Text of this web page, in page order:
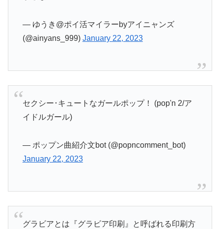
— ゆうき@ポイ活マイラーbyアイニャンズ
(@ainyans_999) January 22, 2023
セクシー･キュートなガールポップ！ (pop'n 2/ア
イドルガール)
— ポップン曲紹介文bot (@popncomment_bot)
January 22, 2023
グラビアとは『グラビア印刷』と呼ばれる印刷方